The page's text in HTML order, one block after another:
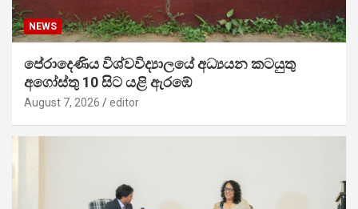
NEWS
පේරාදෙණිය විශ්වවිද්‍යාලයේ අධ්‍යයන කටයුතු
අගෝස්තු 10 සිට යළි ඇරඹේ
August 7, 2026 editor